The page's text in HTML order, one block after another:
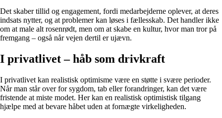
Det skaber tillid og engagement, fordi medarbejderne oplever, at deres
indsats nytter, og at problemer kan løses i fællesskab. Det handler ikke
om at male alt rosenrødt, men om at skabe en kultur, hvor man tror på
fremgang – også når vejen dertil er ujævn.
I privatlivet – håb som drivkraft
I privatlivet kan realistisk optimisme være en støtte i svære perioder.
Når man står over for sygdom, tab eller forandringer, kan det være
fristende at miste modet. Her kan en realistisk optimistisk tilgang
hjælpe med at bevare håbet uden at fornægte virkeligheden.